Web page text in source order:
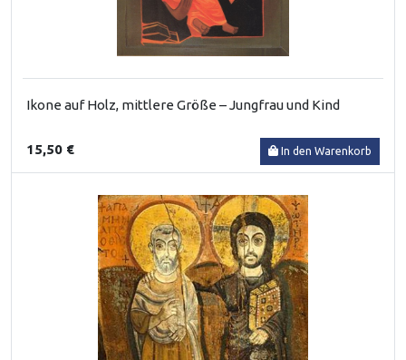
Ikone auf Holz, mittlere Größe – Jungfrau und Kind
15,50 € In den Warenkorb